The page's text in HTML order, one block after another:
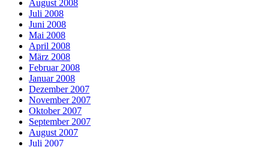
August 2008
Juli 2008
Juni 2008
Mai 2008
April 2008
März 2008
Februar 2008
Januar 2008
Dezember 2007
November 2007
Oktober 2007
September 2007
August 2007
Juli 2007